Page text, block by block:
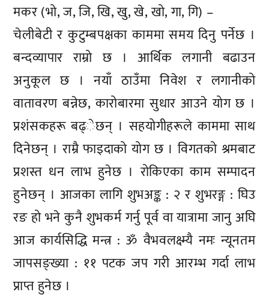
मकर (भो, ज, जि, खि, खु, खे, खो, गा, गि) –
चेलीबेटी र कुटुम्बपक्षका काममा समय दिनु पर्नेछ ।
बन्दव्यापार राम्रो छ । आर्थिक लगानी बढाउन
अनुकूल छ । नयाँ ठाउँमा निवेश र लगानीको
वातावरण बन्नेछ, कारोबारमा सुधार आउने योग छ ।
प्रशंसकहरू बढ्ेछन् । सहयोगीहरूले काममा साथ
दिनेछन् । राम्रै फाइदाको योग छ । विगतको श्रमबाट
प्रशस्त धन लाभ हुनेछ । रोकिएका काम सम्पादन
हुनेछन् । आजका लागि शुभअङ्क : २ र शुभरङ्ग : घिउ
रङ हो भने कुनै शुभकर्म गर्नु पूर्व वा यात्रामा जानु अघि
आज कार्यसिद्धि मन्त्र : ॐ वैभवलक्ष्म्यै नमः न्यूनतम
जापसङ्ख्या : ११ पटक जप गरी आरम्भ गर्दा लाभ
प्राप्त हुनेछ ।